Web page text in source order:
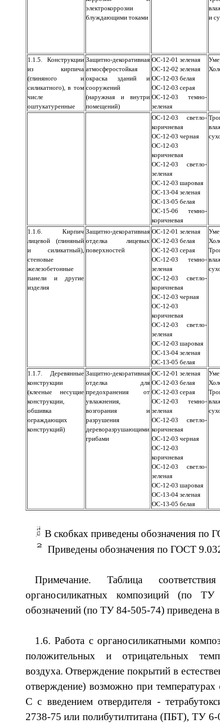
электрокоррозии
блуждающими токами
и
1.1.5. Конструкции
из кирпича
(глиняного и
силикатного), в том
числе
оштукатуренные
Защитно-декоративная
атмосферостойкая
окраска зданий и
сооружений
(наружная и внутри
помещений)
ОС-12-01 зеленая
ОС-12-02 зеленая
ОС-12-03 белая
ОС-12-03 серая
ОС-12-03 темно-
зеленая
ОС-12-03 светло-
коричневая
ОС-12-03 черная
ОС-12-03
коричневая
ОС-12-03 светло-
зеленая
ОС-12-03 шаровая
ОС-13-04 зеленая
ОС-13-05 белая
ОС-15-06 темно-
коричневая
1.1.6. Кирпич
лицевой (глиняный
и силикатный),
стеновые
железобетонные
панели и другие
изделия
Защитно-декоративная
отделка лицевых
поверхностей
ОС-12-01 зеленая
ОС-12-03 белая
ОС-12-03 серая
ОС-12-03 темно-
зеленая
ОС-12-03 светло-
коричневая
ОС-12-03 черная
ОС-12-03
коричневая
ОС-12-03 светло-
зеленая
ОС-12-03 шаровая
ОС-13-04 зеленая
ОС-13-05 белая
1.1.7. Деревянные
конструкции
(клееные несущие
конструкции,
обшивка
ограждающих
конструкций)
Защитно-декоративная
отделка для
предохранения от
увлажнения,
возгорания и
разрушения
дереворазрушающими
грибами
ОС-12-01 зеленая
ОС-12-03 белая
ОС-12-03 серая
ОС-12-03 темно-
зеленая
ОС-12-03 светло-
коричневая
ОС-12-03 черная
ОС-12-03
коричневая
ОС-12-03 светло-
зеленая
ОС-12-03 шаровая
ОС-13-04 зеленая
ОС-13-05 белая
В скобках приведены обозначения по
Приведены обозначения по ГОСТ
Примечание. Таблица
органосиликатных композиций (по
обозначений (по ТУ 84-505-74) приведена
1.6. Работа с органосиликатными
положительных и отрицательных
воздуха. Отверждение покрытий в
отверждение) возможно при
С с введением отвердителя -
2738-75 или полибутилтитана (ПБТ), ТУ